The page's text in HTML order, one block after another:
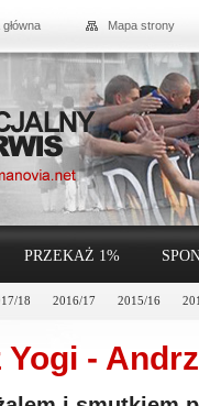
Mapa strony
18 2016/17 2015/16
PRZEKAŻ 1%
Yogi -